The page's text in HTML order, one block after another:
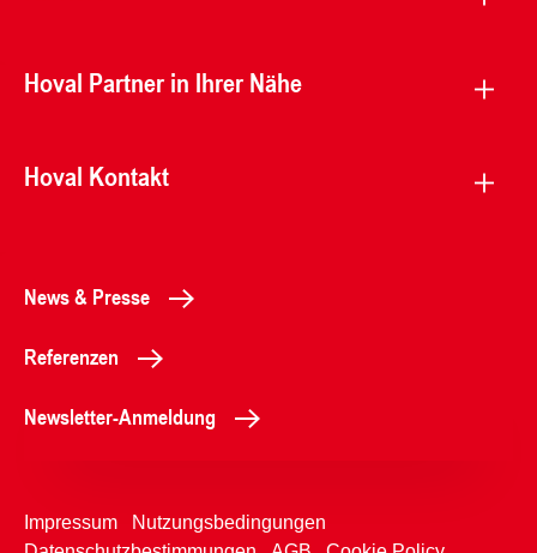
Hoval Partner in Ihrer Nähe
Hoval Kontakt
News & Presse
Referenzen
Newsletter-Anmeldung
Impressum
Nutzungsbedingungen